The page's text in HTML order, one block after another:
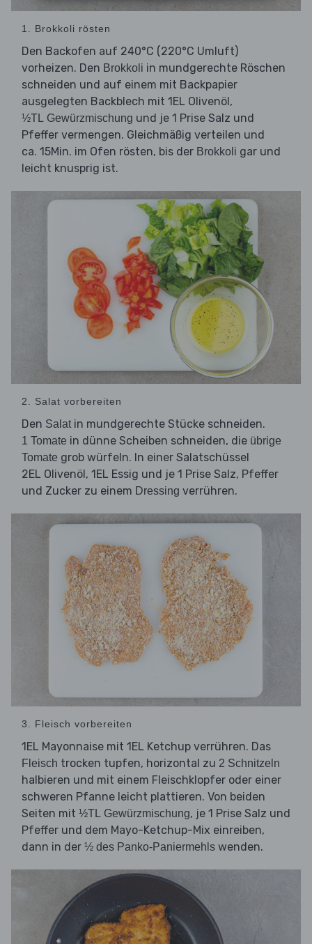
1. Brokkoli rösten
Den Backofen auf 240°C (220°C Umluft)
vorheizen. Den Brokkoli in mundgerechte Röschen
schneiden und auf einem mit Backpapier
ausgelegten Backblech mit 1EL Olivenöl,
½TL Gewürzmischung und je 1 Prise Salz und
Pfeffer vermengen. Gleichmäßig verteilen und
ca. 15Min. im Ofen rösten, bis der Brokkoli gar und
leicht knusprig ist.
2. Salat vorbereiten
Den Salatin mundgerechte Stücke schneiden.
1 Tomate in dünne Scheiben schneiden, die übrige
Tomate grob würfeln. In einer Salatschüssel
2EL Olivenöl, 1EL Essig und je 1 Prise Salz, Pfeffer
und Zucker zu einem Dressing verrühren.
3. Fleisch vorbereiten
1EL Mayonnaise mit 1EL Ketchup verrühren. Das
Fleisch trocken tupfen, horizontal zu 2 Schnitzeln
halbieren und mit einem Fleischklopfer oder einer
schweren Pfanne leicht plattieren. Von beiden
Seiten mit ½TL Gewürzmischung, je 1 Prise Salz und
Pfeffer und dem Mayo-Ketchup-Mix einreiben,
dann in der ½ des Panko-Paniermehls wenden.